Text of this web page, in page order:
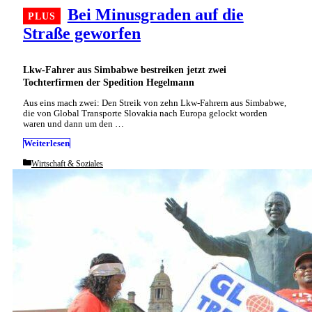
Lkw-Fahrer aus Simbabwe bestreiken jetzt zwei
Tochterfirmen der Spedition Hegelmann
Bei Minusgraden auf die
Straße geworfen
Aus eins mach zwei: Den Streik von zehn Lkw-Fahrern aus Simbabwe,
die von Global Transporte Slovakia nach Europa gelockt worden
waren und dann um den …
Weiterlesen
Categories
Wirtschaft & Soziales